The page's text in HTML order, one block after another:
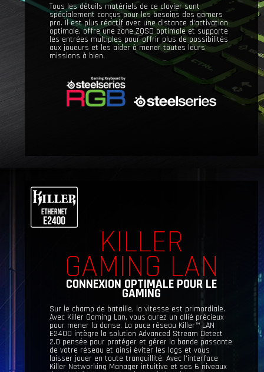
Tous les détails matériels de ce clavier sont
spécialement conçus pour les besoins des gamers
pro. Il est plus réactif avec une distance d'activation
optimale, offre une zone ZQSD optimale et supporte
les entrées multiples pour offrir plus de possibilités
aux joueurs et les aider à mener toutes leurs
missions à bien.
KILLER
GAMING LAN
CONNEXION OPTIMALE POUR LE
GAMING
Sur le champ de bataille, la vitesse est primordiale.
Avec Killer Gaming Lan, vous aurez un allié précieux
pour mener la danse. La puce réseau Killer™ LAN
E2400 intègre la solution Advanced Stream Detect
2.0 pensée pour protéger et gérer la bande passante
de votre réseau et ainsi éviter les lags et vous
laisser jouer en toute tranquillité. Avec l'interface
Killer Networking Manager intuitive et ses 6 niveaux